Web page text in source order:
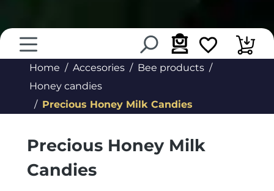
Home Accesories
Bee products
Honey candies
Precious Honey Milk Candies
Precious Honey Milk
Candies